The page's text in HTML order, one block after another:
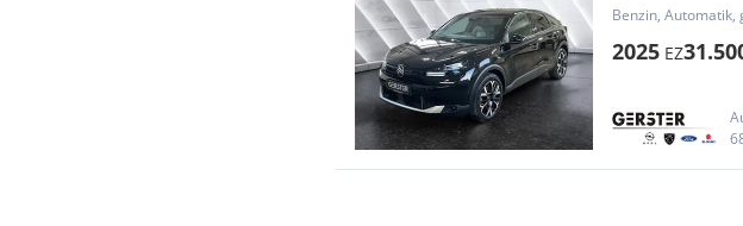
Benzin, Automatik,
2025 EZ